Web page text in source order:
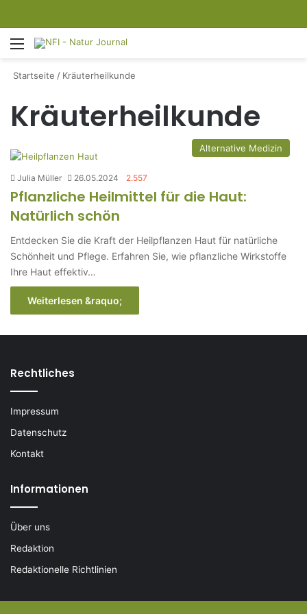
Menü
Startseite / Kräuterheilkunde
Kräuterheilkunde
Alternative Medizin
Julia Müller 26.05.2024 2.557
Pflanzliche Heilmittel für die Haut:
Natürlich schön
Entdecken Sie die Kraft der Heilpflanzen Haut für natürliche
Schönheit und Pflege. Erfahren Sie, wie pflanzliche Wirkstoffe
Ihre Haut effektiv…
Weiterlesen &raquo;
Rechtliches
Impressum
Datenschutz
Kontakt
Informationen
Über uns
Redaktion
Redaktionelle Richtlinien